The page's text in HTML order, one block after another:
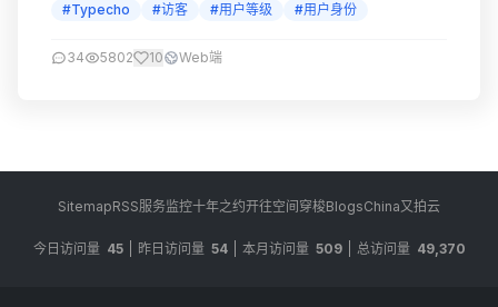
#Typecho #访客 #用户等级 #用户身份
34 5802 10 Web端
SitemapRSS服务监控十年之约开往空间穿梭BlogsChina又拍云
今日访问量 45 昨日访问量 54 本月访问量 509 总访问量 49,370